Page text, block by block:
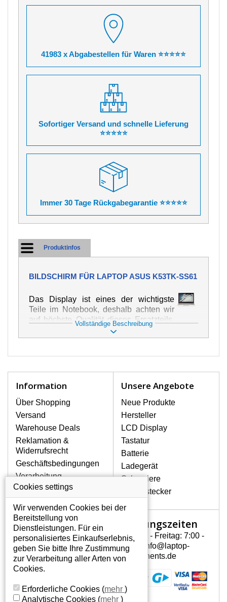
41983 x Abgabestellen für Waren ⭐⭐⭐⭐⭐
Sofortiger Versand und schnelle Lieferung
⭐⭐⭐⭐⭐
Immer 30 Tage Rückgabegarantie ⭐⭐⭐⭐⭐
Produktinfos
BILDSCHIRM FÜR LAPTOP ASUS K53TK-SS61
Das Display ist eines der wichtigste
Teile im Notebook, deshalb achten wir
auf höchste Qualität dieses Ersatzteils.
Er dient zur Darstellung von Texten und
Bildern in verschiedener Form. Zu
Notebook höchst vorsichtig umzugehen.
gehören mechanische Schäden, z. B.
ein geborstenes Display oder Risse.
Ferner senkrechte Streifen, das Display
ist ungleichmäßig hell.
LCD DISPLAYS ASUS K53TK-
SS61 VON HÖCHSTER
Auf Lager halten wir nur
Originaldisplays, die die hohe
Qualitätsklasse A+ erfüllen, also
ohne mangelhafte Pixel, und
zwar über die gesamte
Garantiezeit.
WIE KÖNNEN SIE FESTSTELLEN,
WELCHES DISPLAY SIE FÜR IHREN
NOTEBOOK BRAUCHEN ASUS K53TK-
SS61?
Vollständige Beschreibung
Information
Über Shopping
Versand
Warehouse Deals
Reklamation &
Widerrufsrecht
Geschäftsbedingungen
Verarbeitung
personenbezogener
Daten
Über uns - Impressum
Unsere Angebote
Neue Produkte
Hersteller
LCD Display
Tastatur
Batterie
Ladegerät
Scharniere
Gerätestecker
Mein Konto
Mein Konto
Persönliche Daten
Addressen
Öffnungszeiten
Montag - Freitag: 7:00 -
15:30 info@laptop-
components.de
Cookies settings
Wir verwenden Cookies bei der
Bereitstellung von
Dienstleistungen. Für ein
personalisiertes Einkaufserlebnis,
geben Sie bitte Ihre Zustimmung
zur Verarbeitung aller Arten von
Cookies.
Erforderliche Cookies (mehr )
Analytische Cookies (mehr )